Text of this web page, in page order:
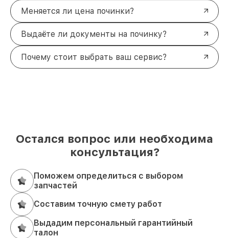
Меняется ли цена починки?
Выдаёте ли документы на починку?
Почему стоит выбрать ваш сервис?
Остался вопрос или необходима
консультация?
Поможем определиться с выбором
запчастей
Составим точную смету работ
Выдадим персональный гарантийный
талон